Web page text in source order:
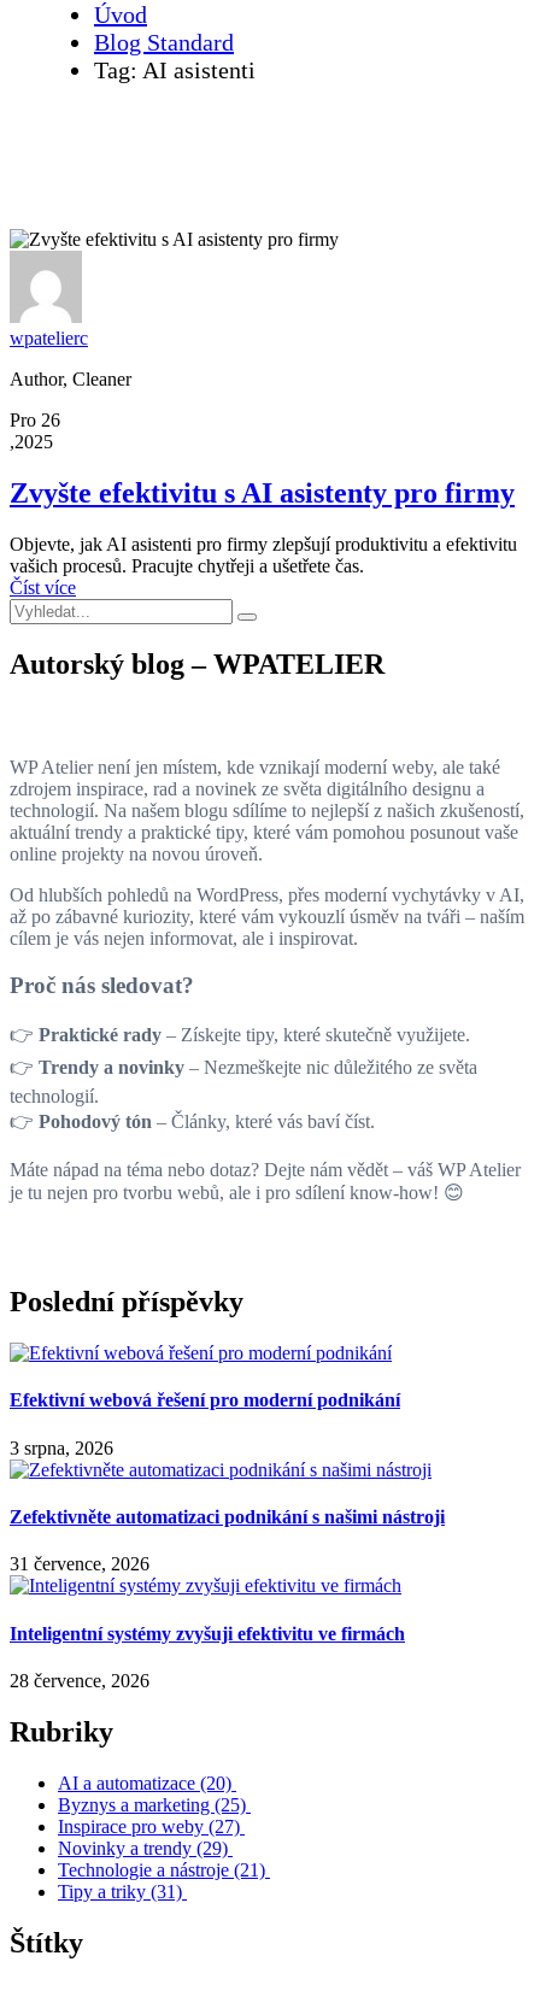
Úvod
Blog Standard
Tag: AI asistenti
wpatelierc
Author, Cleaner
Pro 26
,2025
Zvyšte efektivitu s AI asistenty pro firmy
Objevte, jak AI asistenti pro firmy zlepšují produktivitu a efektivitu
vašich procesů. Pracujte chytřeji a ušetřete čas.
Číst více
Autorský blog – WPATELIER
WP Atelier není jen místem, kde vznikají moderní weby, ale také
zdrojem inspirace, rad a novinek ze světa digitálního designu a
technologií. Na našem blogu sdílíme to nejlepší z našich zkušeností,
aktuální trendy a praktické tipy, které vám pomohou posunout vaše
online projekty na novou úroveň.
Od hlubších pohledů na WordPress, přes moderní vychytávky v AI,
až po zábavné kuriozity, které vám vykouzlí úsměv na tváři – naším
cílem je vás nejen informovat, ale i inspirovat.
Proč nás sledovat?
👉 Praktické rady – Získejte tipy, které skutečně využijete.
👉 Trendy a novinky – Nezmeškejte nic důležitého ze světa
technologií.
👉 Pohodový tón – Články, které vás baví číst.
Máte nápad na téma nebo dotaz? Dejte nám vědět – váš WP Atelier
je tu nejen pro tvorbu webů, ale i pro sdílení know-how! 😊
Poslední příspěvky
Efektivní webová řešení pro moderní podnikání
3 srpna, 2026
Zefektivněte automatizaci podnikání s našimi nástroji
31 července, 2026
Inteligentní systémy zvyšuji efektivitu ve firmách
28 července, 2026
Rubriky
AI a automatizace (20)
Byznys a marketing (25)
Inspirace pro weby (27)
Novinky a trendy (29)
Technologie a nástroje (21)
Tipy a triky (31)
Štítky